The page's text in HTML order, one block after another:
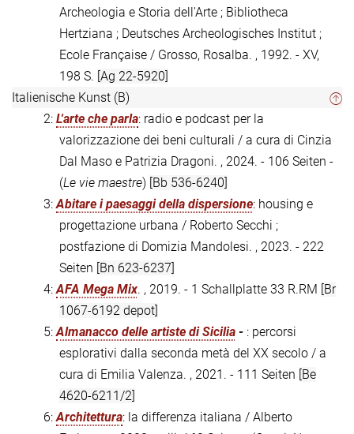
Archeologia e Storia dell'Arte ; Bibliotheca
Hertziana ; Deutsches Archeologisches Institut ;
Ecole Française / Grosso, Rosalba. , 1992. - XV,
198 S. [Ag 22-5920]
Italienische Kunst (B)
2: L'arte che parla: radio e podcast per la
valorizzazione dei beni culturali / a cura di Cinzia
Dal Maso e Patrizia Dragoni. , 2024. - 106 Seiten -
(Le vie maestre) [Bb 536-6240]
3:Abitare i paesaggi della dispersione: housing e
progettazione urbana / Roberto Secchi ;
postfazione di Domizia Mandolesi. , 2023. - 222
Seiten [Bn 623-6237]
4:AFA Mega Mix. , 2019. - 1 Schallplatte 33 R.RM
[Br
1067-6192 depot]
5:Almanacco delle artiste di Sicilia - : percorsi
esplorativi dalla seconda metà del XX secolo / a
cura di Emilia Valenza. , 2021. - 111 Seiten [Be
4620-6211/2]
6:Architettura: la differenza italiana / Alberto